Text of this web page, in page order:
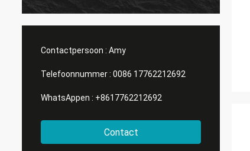
Contactpersoon : Amy
Telefoonnummer : 0086 17762212692
WhatsAppen : +8617762212692
Contact